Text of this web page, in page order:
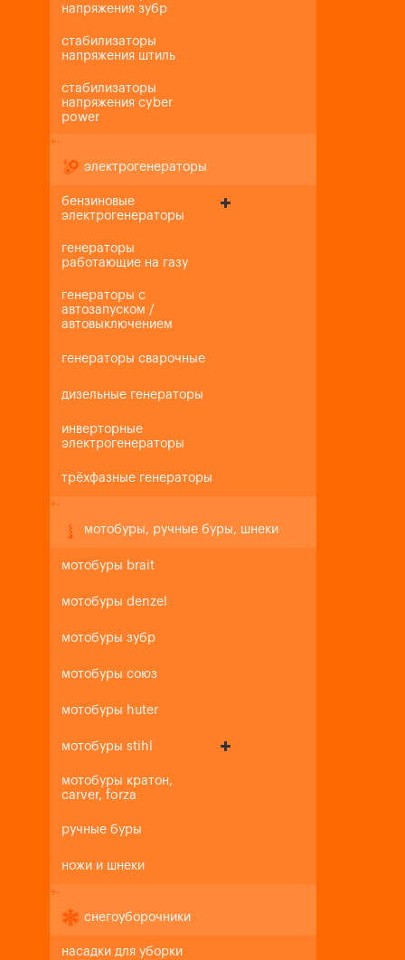
напряжения зубр
стабилизаторы
напряжения штиль
стабилизаторы
напряжения cyber
power
+-
электрогенераторы
бензиновые
электрогенераторы
генераторы
работающие на газу
генераторы с
автозапуском /
автовыключением
генераторы сварочные
дизельные генераторы
инверторные
электрогенераторы
трёхфазные генераторы
+-
мотобуры, ручные буры, шнеки
мотобуры brait
мотобуры denzel
мотобуры зубр
мотобуры союз
мотобуры huter
мотобуры stihl
мотобуры кратон,
carver, forza
ручные буры
ножи и шнеки
+-
снегоуборочники
насадки для уборки